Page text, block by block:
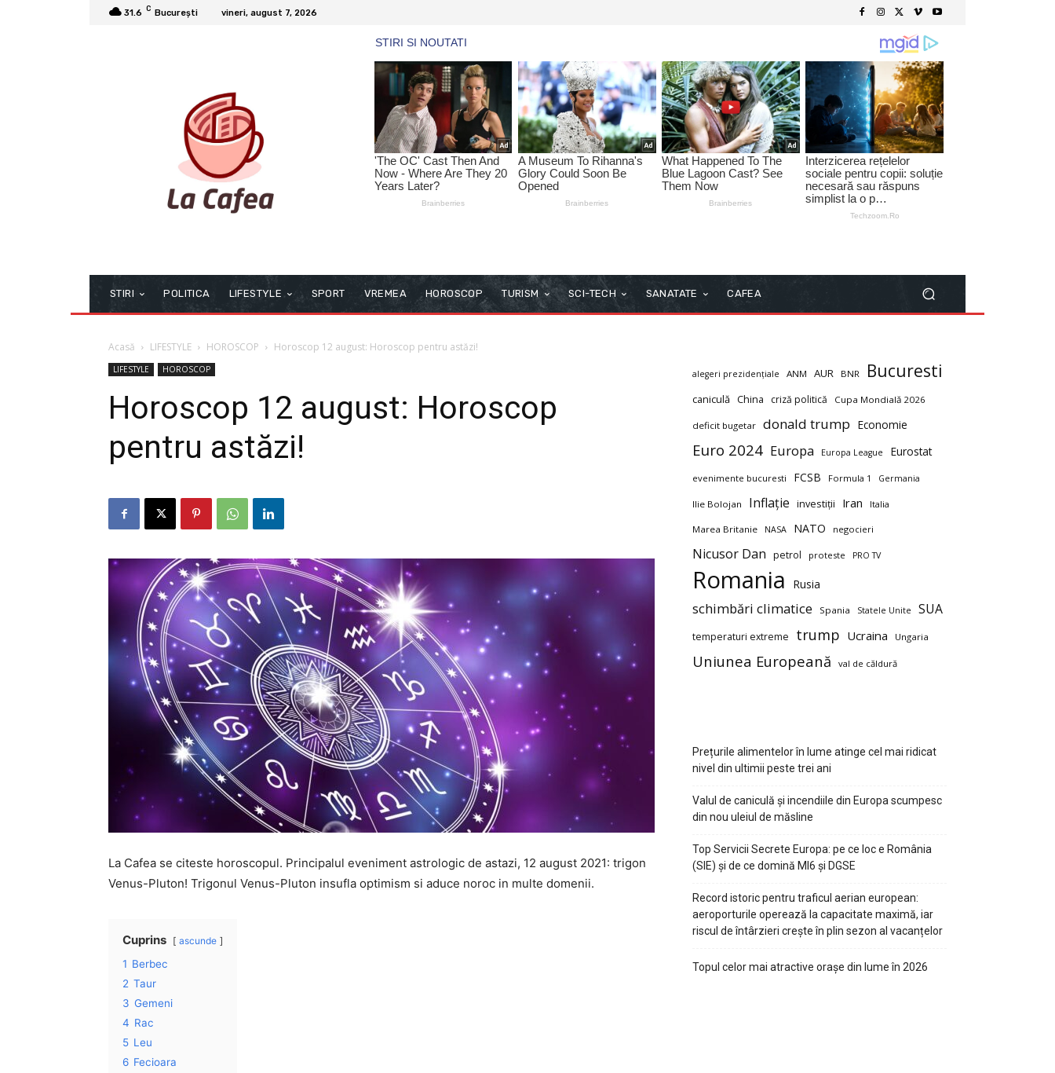
31.6 C București vineri, august 7, 2026
STIRI POLITICA LIFESTYLE SPORT VREMEA HOROSCOP TURISM SCI-TECH SANATATE CAFEA
Acasă LIFESTYLE HOROSCOP Horoscop 12 august: Horoscop pentru astăzi!
LIFESTYLE HOROSCOP
Horoscop 12 august: Horoscop
pentru astăzi!
La Cafea se citeste horoscopul. Principalul eveniment astrologic de astazi, 12 august 2021: trigon
Venus-Pluton! Trigonul Venus-Pluton insufla optimism si aduce noroc in multe domenii.
Cuprins ascunde
1 Berbec
2 Taur
3 Gemeni
4 Rac
5 Leu
6 Fecioara
alegeri prezidențiale ANM AUR BNR Bucuresti
caniculă China criză politică Cupa Mondială 2026
deficit bugetar donald trump Economie
Euro 2024 Europa Europa League Eurostat
evenimente bucuresti FCSB Formula 1 Germania
Ilie Bolojan Inflație investiții Iran Italia
Marea Britanie NASA NATO negocieri
Nicusor Dan petrol proteste PRO TV
Romania Rusia
schimbări climatice Spania Statele Unite SUA
temperaturi extreme trump Ucraina Ungaria
Uniunea Europeană val de căldură
Prețurile alimentelor în lume atinge cel mai ridicat
nivel din ultimii peste trei ani
Valul de caniculă și incendiile din Europa scumpesc
din nou uleiul de măsline
Top Servicii Secrete Europa: pe ce loc e România
(SIE) și de ce domină MI6 și DGSE
Record istoric pentru traficul aerian european:
aeroporturile operează la capacitate maximă, iar
riscul de întârzieri crește în plin sezon al vacanțelor
Topul celor mai atractive orașe din lume în 2026